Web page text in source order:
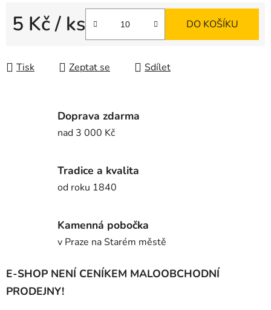
5 Kč/ ks DO KOŠÍKU
Tisk Zeptat se Sdílet
Doprava zdarma
nad 3 000 Kč
Tradice a kvalita
od roku 1840
Kamenná pobočka
v Praze na Starém městě
E-SHOP NENÍ CENÍKEM MALOOBCHODNÍ
PRODEJNY!